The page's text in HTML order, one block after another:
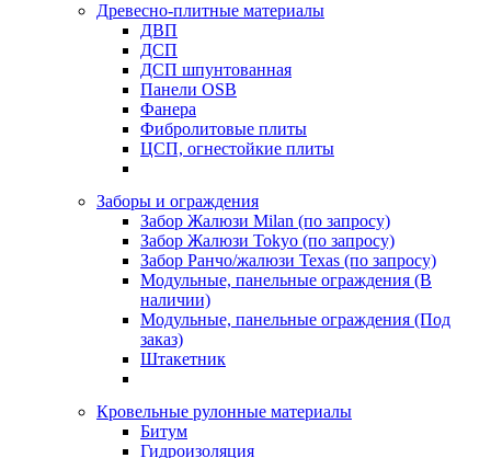
Древесно-плитные материалы
ДВП
ДСП
ДСП шпунтованная
Панели OSB
Фанера
Фибролитовые плиты
ЦСП, огнестойкие плиты
Заборы и ограждения
Забор Жалюзи Milan (по запросу)
Забор Жалюзи Tokyo (по запросу)
Забор Ранчо/жалюзи Texas (по запросу)
Модульные, панельные ограждения (В
наличии)
Модульные, панельные ограждения (Под
заказ)
Штакетник
Кровельные рулонные материалы
Битум
Гидроизоляция